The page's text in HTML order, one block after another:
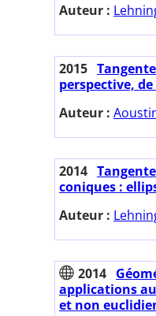
Auteur :
2015
perspective,
Auteur :
2014
coniques :
Auteur :
2014
applications
et non